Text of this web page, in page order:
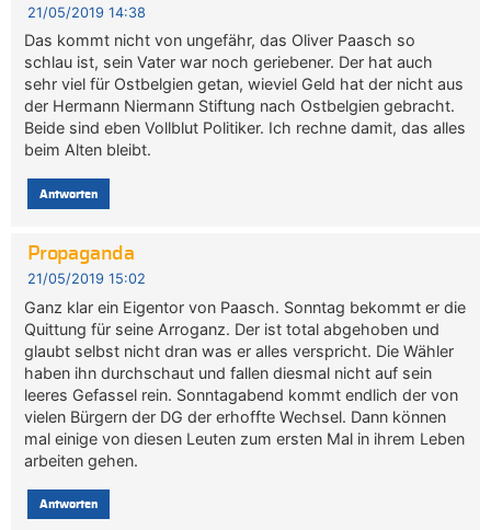
21/05/2019 14:38
Das kommt nicht von ungefähr, das Oliver Paasch so
schlau ist, sein Vater war noch geriebener. Der hat auch
sehr viel für Ostbelgien getan, wieviel Geld hat der nicht aus
der Hermann Niermann Stiftung nach Ostbelgien gebracht.
Beide sind eben Vollblut Politiker. Ich rechne damit, das alles
beim Alten bleibt.
Antworten
Propaganda
21/05/2019 15:02
Ganz klar ein Eigentor von Paasch. Sonntag bekommt er die
Quittung für seine Arroganz. Der ist total abgehoben und
glaubt selbst nicht dran was er alles verspricht. Die Wähler
haben ihn durchschaut und fallen diesmal nicht auf sein
leeres Gefassel rein. Sonntagabend kommt endlich der von
vielen Bürgern der DG der erhoffte Wechsel. Dann können
mal einige von diesen Leuten zum ersten Mal in ihrem Leben
arbeiten gehen.
Antworten